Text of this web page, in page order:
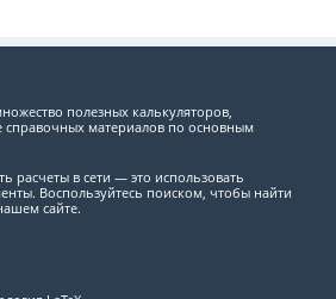
полезных калькуляторов,
справочных материалов по основным
расчеты в сети — это использовать
Воспользуйтесь поиском, чтобы найти
сайте.